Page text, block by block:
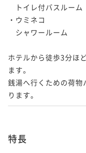
トイレ付バスルーム
・ウミネコ
シャワールーム
ホテルから徒歩3分ほ
ます。
銭湯へ行くための荷物
ります。
特長